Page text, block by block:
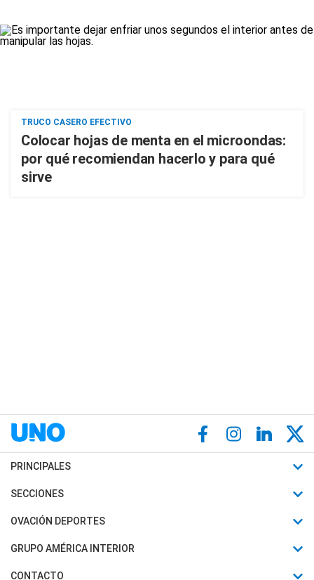
TRUCO CASERO EFECTIVO
Colocar hojas de menta en el microondas:
por qué recomiendan hacerlo y para qué
sirve
PRINCIPALES
Últimas Noticias
Política
SECCIONES
Horóscopo
Motores
OVACIÓN DEPORTES
Fútbol
Mundial
GRUPO AMÉRICA INTERIOR
Canal 7 en Vivo
CONTACTO